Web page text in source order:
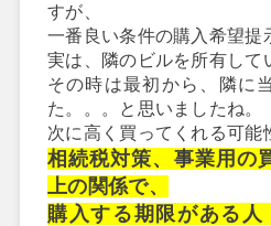
すが、
一番良い条件の購入希望提
実は、隣のビルを所有して
その時は最初から、隣に
た。。。と思いましたね。
次に高く買ってくれる可能
相続税対策、事業用の
上の関係で、
購入する期限がある人